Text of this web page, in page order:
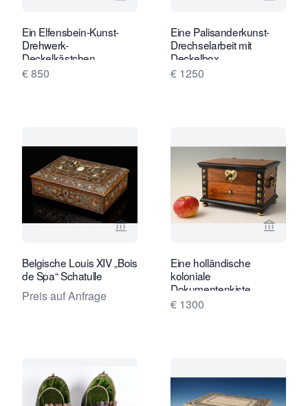
Ein Elfensbein-Kunst-
Drehwerk-
Deckelkästchen
€ 850
Eine Palisanderkunst-
Drechselarbeit mit
Deckelbox
€ 1250
Verkaeuferseite von Kollenburg
Belgische Louis XIV „Bois
de Spa“ Schatulle
Preis auf Anfrage
Eine holländische
koloniale
Dokumentenkiste
€ 1300